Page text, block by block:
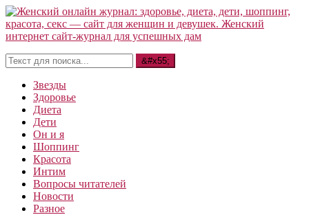
Звезды
Здоровье
Диета
Дети
Он и я
Шоппинг
Красота
Интим
Вопросы читателей
Новости
Разное